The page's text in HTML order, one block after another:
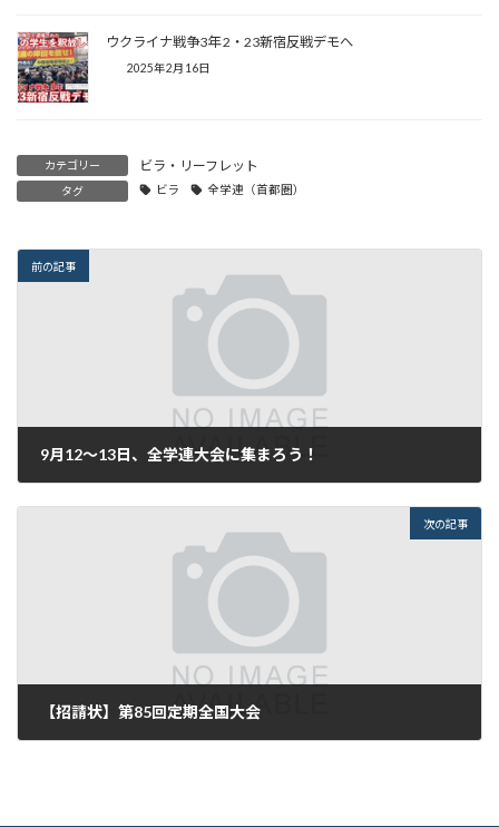
ウクライナ戦争3年 2・23新宿反戦デモへ
2025年2月16日
カテゴリー ビラ・リーフレット
タグ ビラ 全学連（首都圏）
前の記事
9月12～13日、全学連大会に集まろう！
次の記事
【招請状】第85回定期全国大会